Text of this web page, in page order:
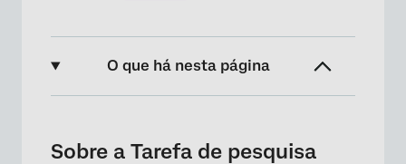
O que há nesta página
Configuração de uma Tarefa de pesquisa
Sobre a Tarefa de pesquisa